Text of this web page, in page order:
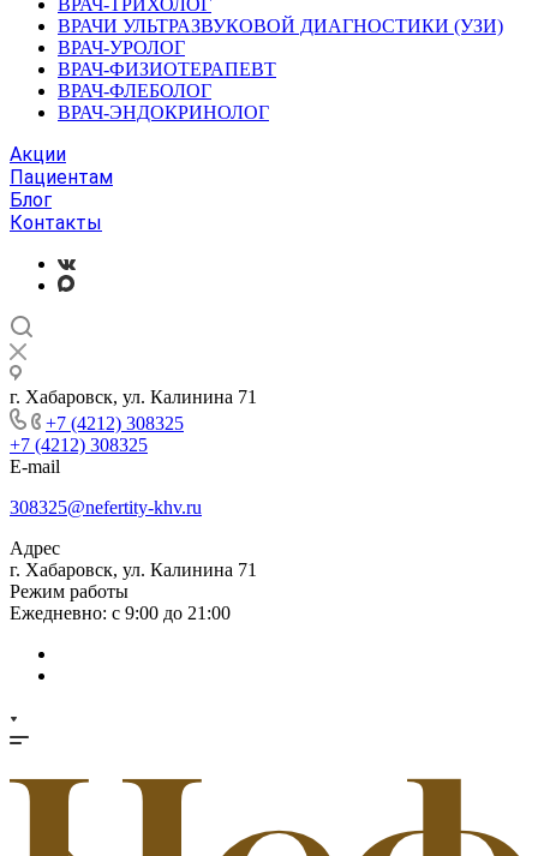
ВРАЧ-ТРИХОЛОГ
ВРАЧИ УЛЬТРАЗВУКОВОЙ ДИАГНОСТИКИ (УЗИ)
ВРАЧ-УРОЛОГ
ВРАЧ-ФИЗИОТЕРАПЕВТ
ВРАЧ-ФЛЕБОЛОГ
ВРАЧ-ЭНДОКРИНОЛОГ
Акции
Пациентам
Блог
Контакты
г. Хабаровск, ул. Калинина 71
+7 (4212) 308325
+7 (4212) 308325
E-mail
308325@nefertity-khv.ru
Адрес
г. Хабаровск, ул. Калинина 71
Режим работы
Ежедневно: с 9:00 до 21:00